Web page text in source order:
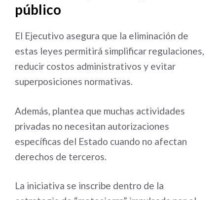
público
El Ejecutivo asegura que la eliminación de
estas leyes permitirá simplificar regulaciones,
reducir costos administrativos y evitar
superposiciones normativas.
Además, plantea que muchas actividades
privadas no necesitan autorizaciones
específicas del Estado cuando no afectan
derechos de terceros.
La iniciativa se inscribe dentro de la